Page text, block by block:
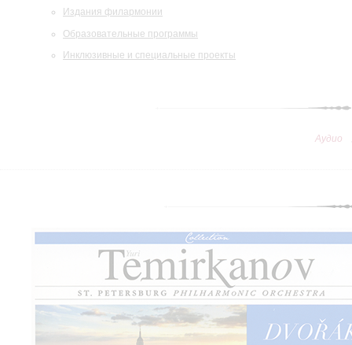
Издания филармонии
Образовательные программы
Инклюзивные и специальные проекты
Аудио